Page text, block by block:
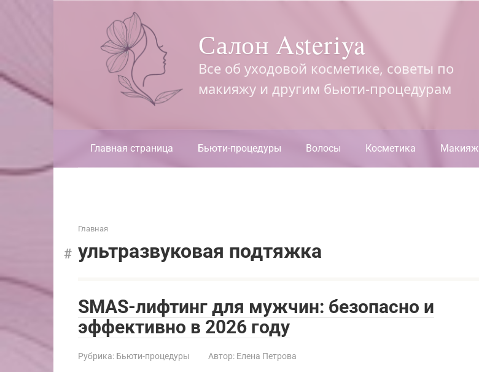
Салон Asteriya
Все об уходовой косметике, советы по
макияжу и другим бьюти-процедурам
Главная страница Бьюти-процедуры Волосы Косметика Макияж
Главная
ультразвуковая подтяжка
SMAS-лифтинг для мужчин: безопасно и
эффективно в 2026 году
Рубрика: Бьюти-процедуры Автор: Елена Петрова